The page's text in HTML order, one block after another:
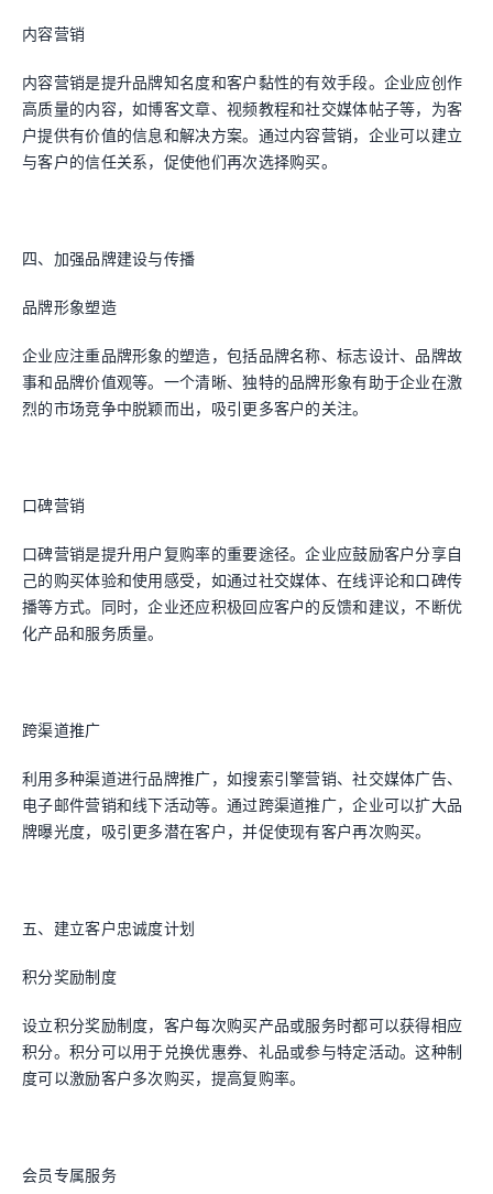
内容营销
内容营销是提升品牌知名度和客户黏性的有效手段。企业应创作
高质量的内容，如博客文章、视频教程和社交媒体帖子等，为客
户提供有价值的信息和解决方案。通过内容营销，企业可以建立
与客户的信任关系，促使他们再次选择购买。
四、加强品牌建设与传播
品牌形象塑造
企业应注重品牌形象的塑造，包括品牌名称、标志设计、品牌故
事和品牌价值观等。一个清晰、独特的品牌形象有助于企业在激
烈的市场竞争中脱颖而出，吸引更多客户的关注。
口碑营销
口碑营销是提升用户复购率的重要途径。企业应鼓励客户分享自
己的购买体验和使用感受，如通过社交媒体、在线评论和口碑传
播等方式。同时，企业还应积极回应客户的反馈和建议，不断优
化产品和服务质量。
跨渠道推广
利用多种渠道进行品牌推广，如搜索引擎营销、社交媒体广告、
电子邮件营销和线下活动等。通过跨渠道推广，企业可以扩大品
牌曝光度，吸引更多潜在客户，并促使现有客户再次购买。
五、建立客户忠诚度计划
积分奖励制度
设立积分奖励制度，客户每次购买产品或服务时都可以获得相应
积分。积分可以用于兑换优惠券、礼品或参与特定活动。这种制
度可以激励客户多次购买，提高复购率。
会员专属服务